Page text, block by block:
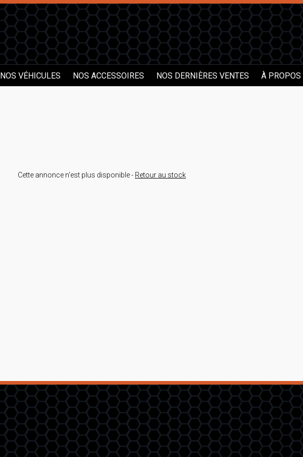
NOS VÉHICULES NOS ACCESSOIRES NOS DERNIÈRES VENTES À PROPOS
Cette annonce n'est plus disponible - Retour au stock